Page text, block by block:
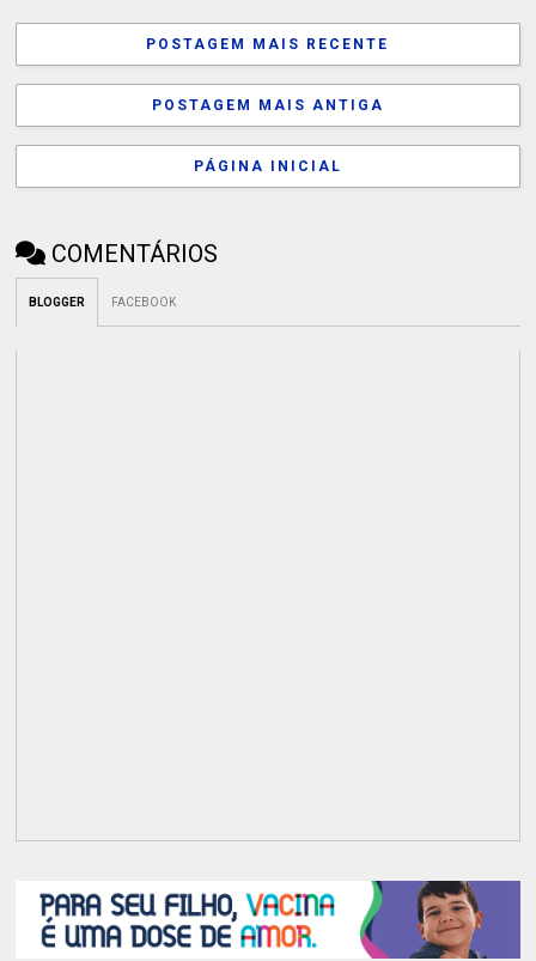
POSTAGEM MAIS RECENTE
POSTAGEM MAIS ANTIGA
PÁGINA INICIAL
COMENTÁRIOS
BLOGGER FACEBOOK